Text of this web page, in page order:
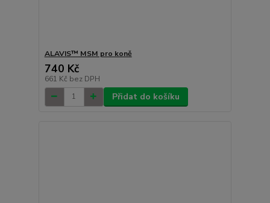
ALAVIS™ MSM pro koně
740 Kč
661 Kč bez DPH
Přidat do košíku